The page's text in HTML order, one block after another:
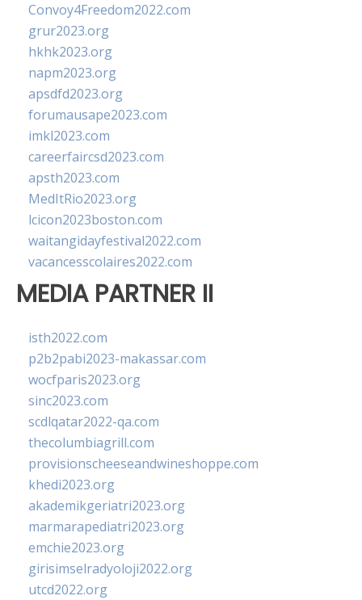
Convoy4Freedom2022.com
grur2023.org
hkhk2023.org
napm2023.org
apsdfd2023.org
forumausape2023.com
imkl2023.com
careerfaircsd2023.com
apsth2023.com
MedItRio2023.org
lcicon2023boston.com
waitangidayfestival2022.com
vacancesscolaires2022.com
MEDIA PARTNER II
isth2022.com
p2b2pabi2023-makassar.com
wocfparis2023.org
sinc2023.com
scdlqatar2022-qa.com
thecolumbiagrill.com
provisionscheeseandwineshoppe.com
khedi2023.org
akademikgeriatri2023.org
marmarapediatri2023.org
emchie2023.org
girisimselradyoloji2022.org
utcd2022.org